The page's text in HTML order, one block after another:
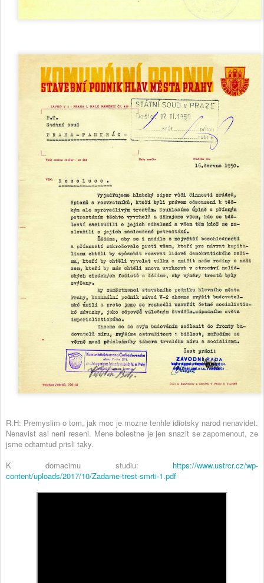
R.H: Premyslim o tom, jak moc je mozne tenhle idiotsky narod nenavidet.
Nenavist asi neni reseni. Mene bolestne je jen snazit se zapomenout, ze
jsme odtamtud prisli taky.
K domacimu studiu: https://www.ustrcr.cz/wp-
content/uploads/2017/10/Zadame-trest-smrti-1.pdf